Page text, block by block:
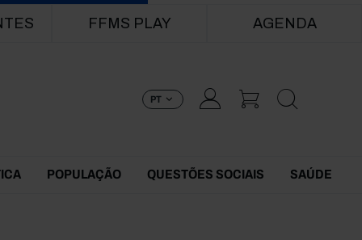
FFMS PLAY AGENDA
PT
POPULAÇÃO QUESTÕES SOCIAIS SAÚDE